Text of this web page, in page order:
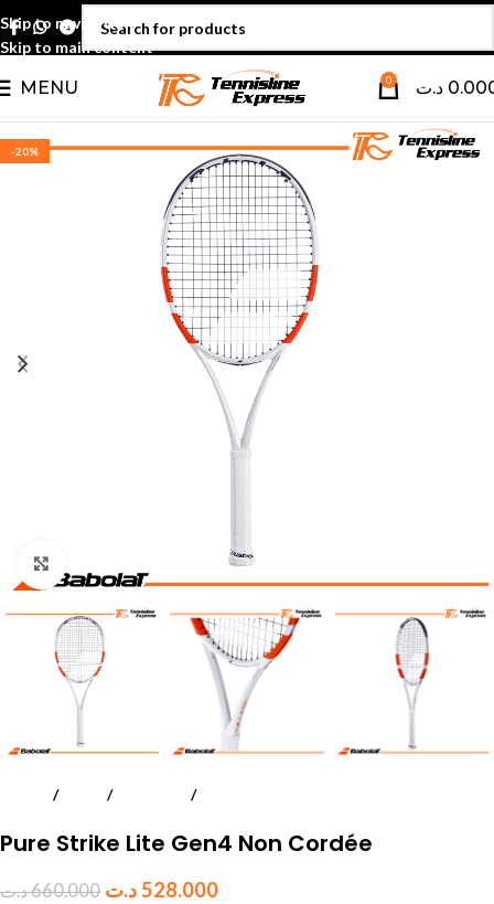
Skip to navigation
Skip to main content
MENU 0 د.ت
-20%
Tennis Raquettes Adultes
Pure Strike Lite Gen4 Non Cordée
660.000د.ت 528.000د.ت